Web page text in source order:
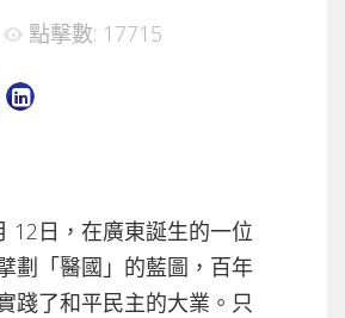
點擊數: 17715
12日，在廣東誕生的一位
劃「醫國」的藍圖，百年
踐了和平民主的大業。只